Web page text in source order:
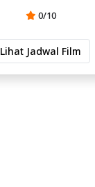
0/10
Lihat Jadwal Film